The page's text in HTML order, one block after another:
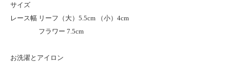
サイズ
レース幅 リーフ（大）5.5cm （小）4cm
フラワー 7.5cm
お洗濯とアイロン